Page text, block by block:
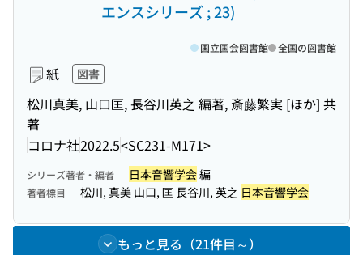
エンスシリーズ ; 23)
紙 図書
松川真美, 山口匡, 長谷川英之 編著, 斎藤繁実 [ほか] 共
著
コロナ社2022.5<SC231-M171>
国立国会図書館 全国の図書館
シリーズ著者・編者 日本音響学会編
著者標目 松川, 真美 山口, 匡 長谷川, 英之 日本音響学会
もっと見る（21件目～）